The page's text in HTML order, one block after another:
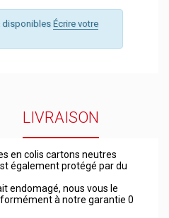
disponibles Écrire votre
LIVRAISON
en colis cartons neutres
également protégé par du
endomagé, nous vous le
à notre garantie 0